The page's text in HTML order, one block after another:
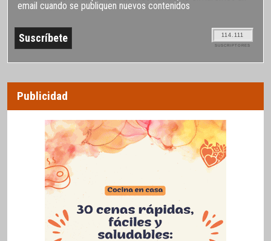
email cuando se publiquen nuevos contenidos
114.111
SUSCRIPTORES
Publicidad